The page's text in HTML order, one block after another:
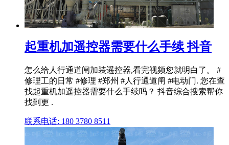
起重机加遥控器需要什么手续 抖音
怎么给人行通道闸加装遥控器,看完视频您就明白了。 #
修理工的日常 #修理 #郑州 #人行通道闸 #电动门. 您在查
找起重机加遥控器需要什么手续吗？ 抖音综合搜索帮你
找到更 .
联系电话: 180 3780 8511